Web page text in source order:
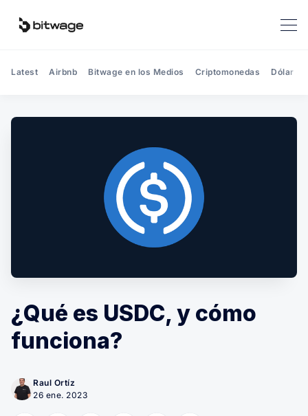
Latest Airbnb Bitwage en los Medios Criptomonedas Dólar
¿Qué es USDC, y cómo
funciona?
Raul Ortíz
26 ene. 2023